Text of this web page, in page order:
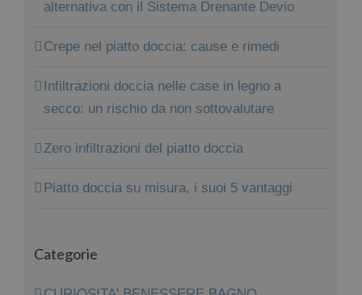
alternativa con il Sistema Drenante Devio
Crepe nel piatto doccia: cause e rimedi
Infiltrazioni doccia nelle case in legno a
secco: un rischio da non sottovalutare
Zero infiltrazioni del piatto doccia
Piatto doccia su misura, i suoi 5 vantaggi
Categorie